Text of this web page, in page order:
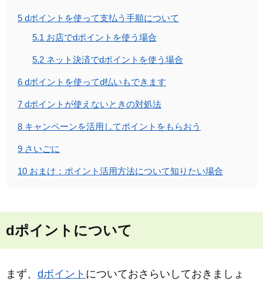
5 dポイントを使って支払う手順について
5.1 お店でdポイントを使う場合
5.2 ネット決済でdポイントを使う場合
6 dポイントを使ってd払いもできます
7 dポイントが使えないときの対処法
8 キャンペーンを活用してポイントをもらおう
9 さいごに
10 おまけ：ポイント活用方法について知りたい場合
dポイントについて
まず、 dポイント についておさらいしておきましょ